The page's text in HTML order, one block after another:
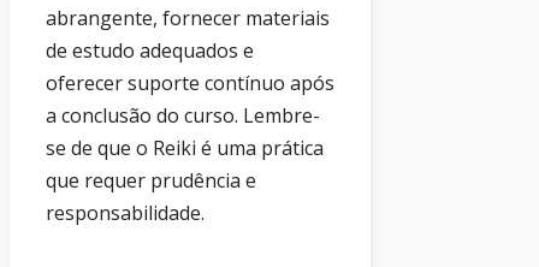
abrangente, fornecer materiais
de estudo adequados e
oferecer suporte contínuo após
a conclusão do curso. Lembre-
se de que o Reiki é uma prática
que requer prudência e
responsabilidade.